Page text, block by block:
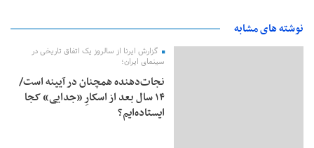
نوشته های مشابه
گزارش ایرنا از سالروز یک اتفاق تاریخی در
سینمای ایران؛
نجات‌دهنده‌ همچنان در آیینه است/
۱۴ سال بعد از اسکارِ «جدایی» کجا
ایستاده‌ایم؟